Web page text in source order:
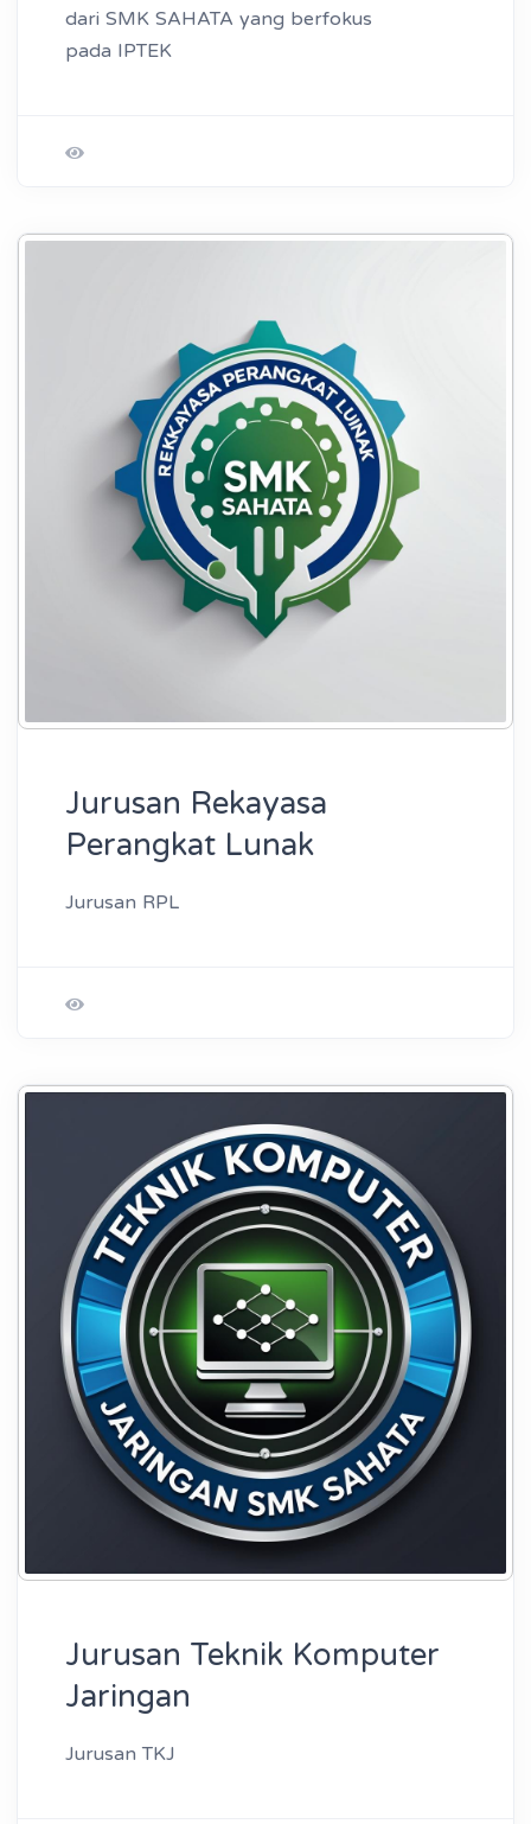
dari SMK SAHATA yang berfokus
pada IPTEK
Jurusan Rekayasa
Perangkat Lunak
Jurusan RPL
Jurusan Teknik Komputer
Jaringan
Jurusan TKJ